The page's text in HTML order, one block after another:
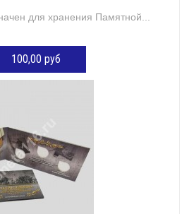
для хранения Памятной...
100,00 руб